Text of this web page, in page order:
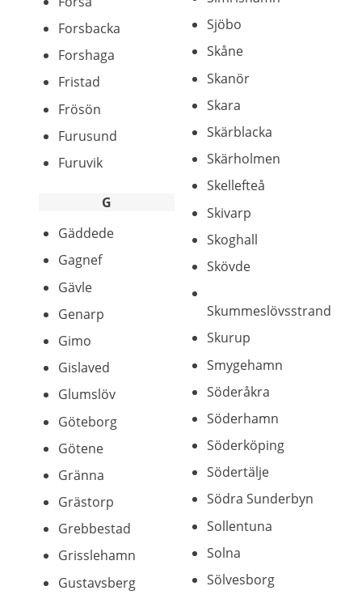
Forsbacka
Forshaga
Fristad
Frösön
Furusund
Furuvik
G
Gäddede
Gagnef
Gävle
Genarp
Gimo
Gislaved
Glumslöv
Göteborg
Götene
Gränna
Grästorp
Grebbestad
Grisslehamn
Gustavsberg
Sjöbo
Skåne
Skanör
Skara
Skärblacka
Skärholmen
Skellefteå
Skivarp
Skoghall
Skövde
Skummeslövsstrand
Skurup
Smygehamn
Söderåkra
Söderhamn
Söderköping
Södertälje
Södra Sunderbyn
Sollentuna
Solna
Sölvesborg